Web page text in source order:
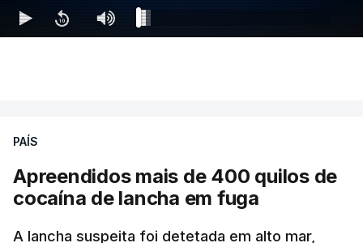
PAÍS
Apreendidos mais de 400 quilos de
cocaína de lancha em fuga
A lancha suspeita foi detetada em alto mar,